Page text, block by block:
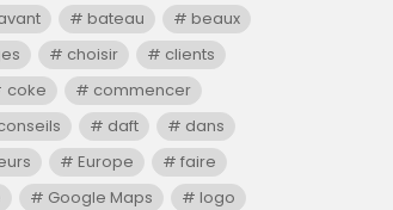
bateau
beaux
choisir
clients
coke
commencer
daft
dans
Europe
faire
Google Maps
logo